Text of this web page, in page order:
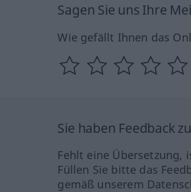
Sagen Sie uns Ihre
Wie gefällt Ihnen das
Sie haben Feedback
Fehlt eine Übersetzung,
Füllen Sie bitte das
gemäß unserem